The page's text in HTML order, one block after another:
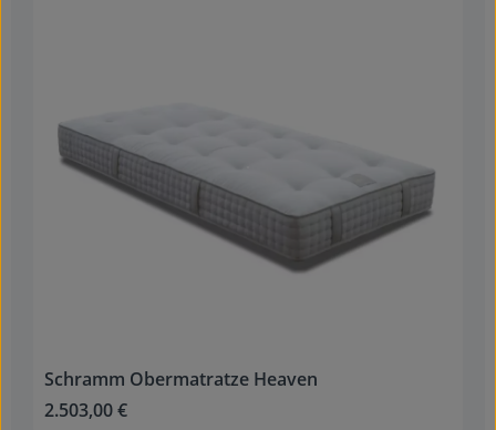
Schramm Obermatratze Heaven
Regulärer Preis:
2.503,00 €